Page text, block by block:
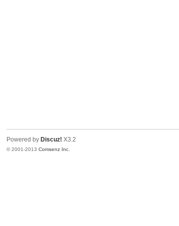
Powered by Discuz! X3.2
© 2001-2013Comsenz Inc.